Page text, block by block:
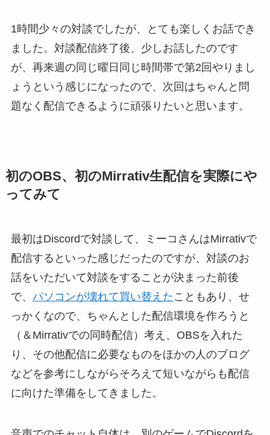
1時間少々の対談でしたが、とても楽しくお話でき
ました。対談配信終了後、少しお話したのです
が、再来週の同じ曜日同じ時間帯で第2回やりまし
ょうという感じになったので、次回はちゃんと問
題なく配信できるように頑張りたいと思います。
初のOBS、初のMirrativ生配信を実際にや
ってみて
最初はDiscordで対談して、ミーコさんはMirrativで
配信するといった感じだったのですが、対談のお
話をいただいて対談をすることが決まった前後
で、 パソコンが壊れて買い替えた こともあり、せ
っかくなので、ちゃんとした配信環境を作ろうと
（＆Mirrativでの同時配信）考え、OBSを入れた
り、その他配信に必要なものをほかの人のブログ
などを参考にしながらそろえて短いながらも配信
に向けた準備をしてきました。